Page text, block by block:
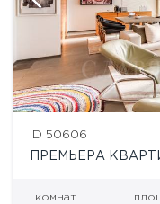
ID 50606
ПРЕМЬЕРА
комнат